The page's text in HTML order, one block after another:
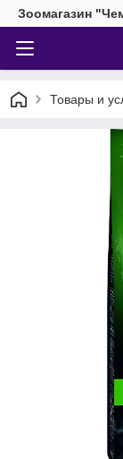
Зоомагазин
Товары и